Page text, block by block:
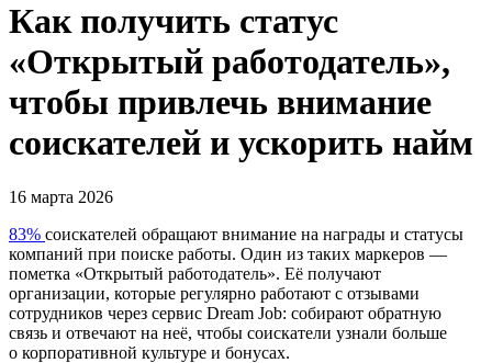
Как получить статус
«Открытый работодатель»,
чтобы привлечь внимание
соискателей и ускорить найм
16 марта 2026
83% соискателей обращают внимание на награды и статусы
компаний при поиске работы. Один из таких маркеров —
пометка «Открытый работодатель». Её получают
организации, которые регулярно работают с отзывами
сотрудников через сервис Dream Job: собирают обратную
связь и отвечают на неё, чтобы соискатели узнали больше
о корпоративной культуре и бонусах.